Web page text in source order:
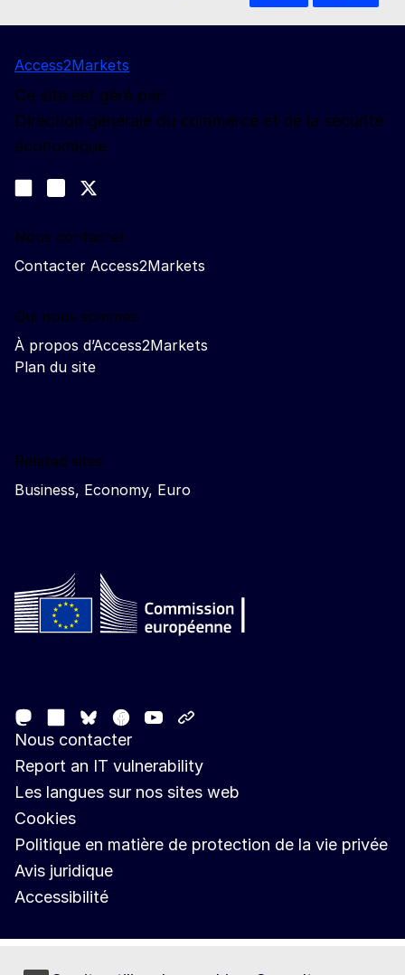
Access2Markets
Ce site est géré par:
Direction générale du commerce et de la sécurité
économique
Join us on LinkedIn
Trade-Off podcast
Nous contacter
Contacter Access2Markets
Qui nous sommes
À propos d’Access2Markets
Plan du site
Related sites
Business, Economy, Euro
MastodonLinkedIn
Bluesky
Facebook
Youtube
Nous contacter
Report an IT vulnerability
Les langues sur nos sites web
Cookies
Politique en matière de protection de la vie privée
Avis juridique
Accessibilité